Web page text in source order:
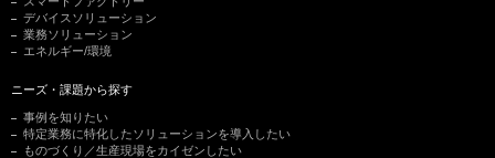
デバイスソリューション
業務ソリューション
エネルギー/環境
ニーズ・課題から探す
事例を知りたい
特定業務に特化したソリューションを導入したい
ものづくり／生産現場をカイゼンしたい